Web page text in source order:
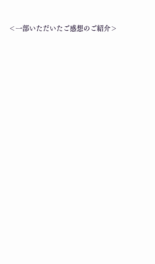
＜一部いただいたご感想のご紹介＞